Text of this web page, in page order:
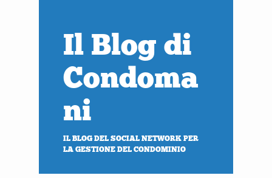
Il Blog di
Condoma
ni
IL BLOG DEL SOCIAL NETWORK PER
LA GESTIONE DEL CONDOMINIO